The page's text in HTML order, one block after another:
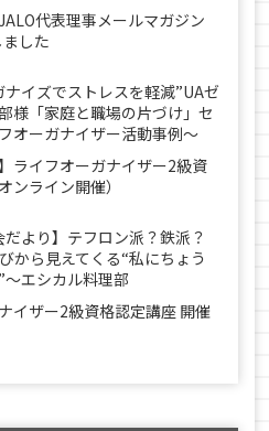
代表理事メールマガジン
した
イズでストレスを軽減”UAゼ
様「家庭と職場の片づけ」セ
オーガナイザー活動事例〜
ライフオーガナイザー2級資
ンライン開催）
だより】テフロン派？鉄派？
から見えてくる“私にちょう
～エシカル料理部
イザー2級資格認定講座 開催